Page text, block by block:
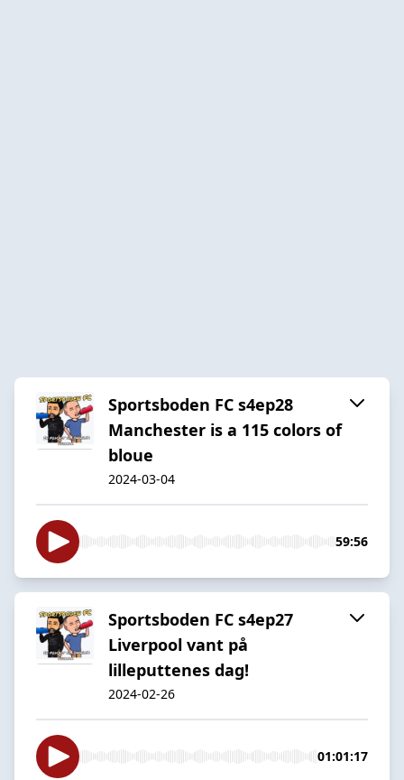
Sportsboden FC s4ep28
Manchester is a 115 colors of
bloue
2024-03-04
59:56
Sportsboden FC s4ep27
Liverpool vant på
lilleputtenes dag!
2024-02-26
01:01:17